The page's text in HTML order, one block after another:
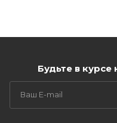
Будьте в